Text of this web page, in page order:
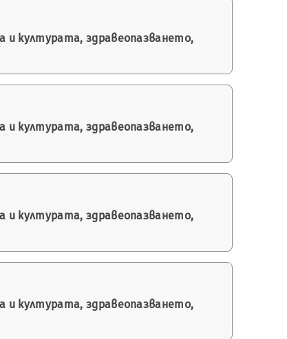
и културата, здравеопазването,
и културата, здравеопазването,
и културата, здравеопазването,
и културата, здравеопазването,